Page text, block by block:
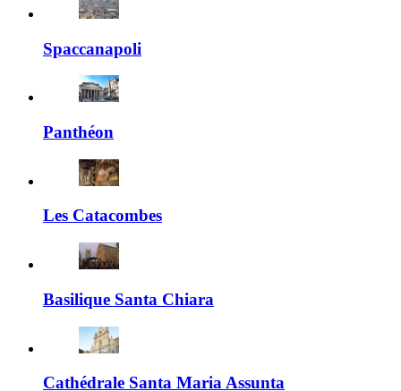
Spaccanapoli
Panthéon
Les Catacombes
Basilique Santa Chiara
Cathédrale Santa Maria Assunta